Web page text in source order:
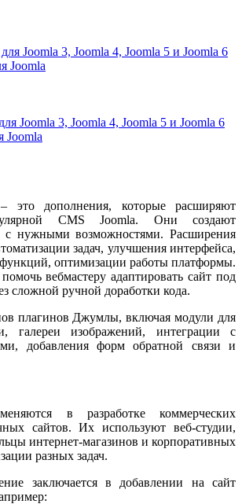
Joomla
Joomla
это дополнения, которые расширяют
CMS Joomla. Они создают
с нужными возможностями. Расширения
задач, улучшения интерфейса,
оптимизации работы платформы.
вебмастеру адаптировать сайт под
сложной ручной доработки кода.
плагинов Джумлы, включая модули для
галереи изображений, интеграции с
добавления форм обратной связи и
в разработке коммерческих
сайтов. Их используют веб-студии,
интернет-магазинов и корпоративных
разных задач.
заключается в добавлении на сайт